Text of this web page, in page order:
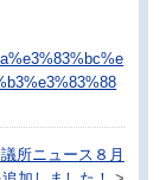
所ニュース８月